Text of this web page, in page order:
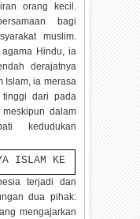
orang kecil.
bagi
muslim.
Hindu, ia
derajatnya
Islam, ia merasa
dari pada
dalam
kedudukan
ISLAM KE
terjadi dan
dua pihak:
mengajarkan